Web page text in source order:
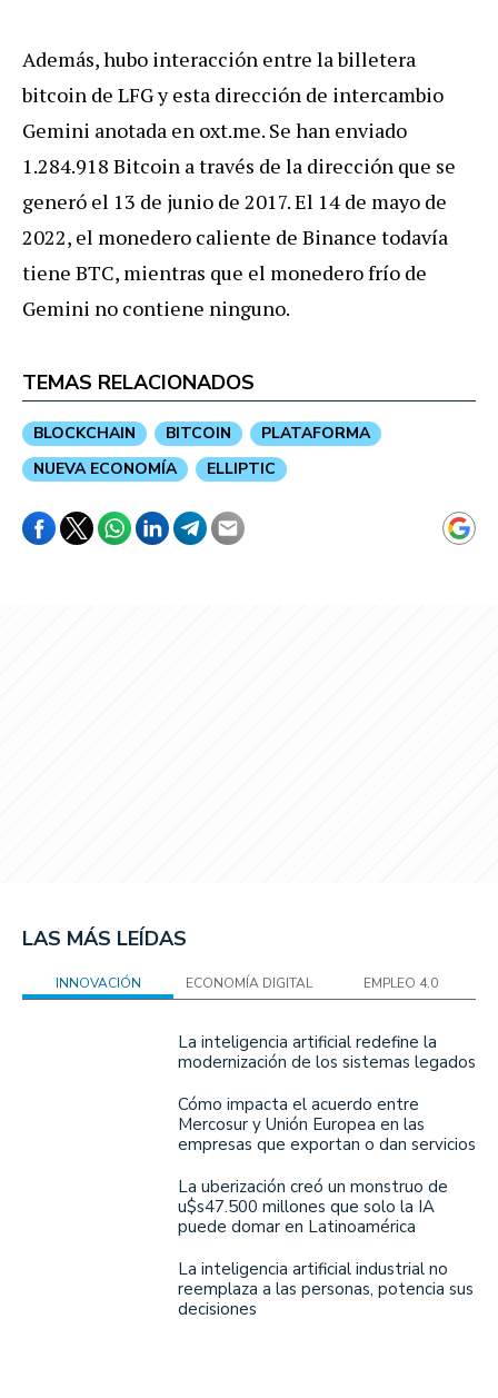
Además, hubo interacción entre la billetera
bitcoin de LFG y esta dirección de intercambio
Gemini anotada en oxt.me. Se han enviado
1.284.918 Bitcoin a través de la dirección que se
generó el 13 de junio de 2017. El 14 de mayo de
2022, el monedero caliente de Binance todavía
tiene BTC, mientras que el monedero frío de
Gemini no contiene ninguno.
TEMAS RELACIONADOS
BLOCKCHAIN BITCOIN
PLATAFORMA
NUEVA ECONOMÍA
ELLIPTIC
LAS MÁS LEÍDAS
INNOVACIÓN ECONOMÍA DIGITAL EMPLEO 4.0
La inteligencia artificial redefine la
modernización de los sistemas legados
Cómo impacta el acuerdo entre
Mercosur y Unión Europea en las
empresas que exportan o dan servicios
La uberización creó un monstruo de
u$s47.500 millones que solo la IA
puede domar en Latinoamérica
La inteligencia artificial industrial no
reemplaza a las personas, potencia sus
decisiones